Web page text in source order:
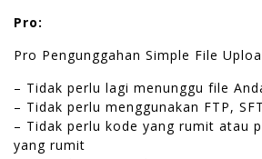
Pro:
Pro Pengunggahan Simple File
– Tidak perlu lagi menunggu file
– Tidak perlu menggunakan FTP,
– Tidak perlu kode yang rumit atau
yang rumit